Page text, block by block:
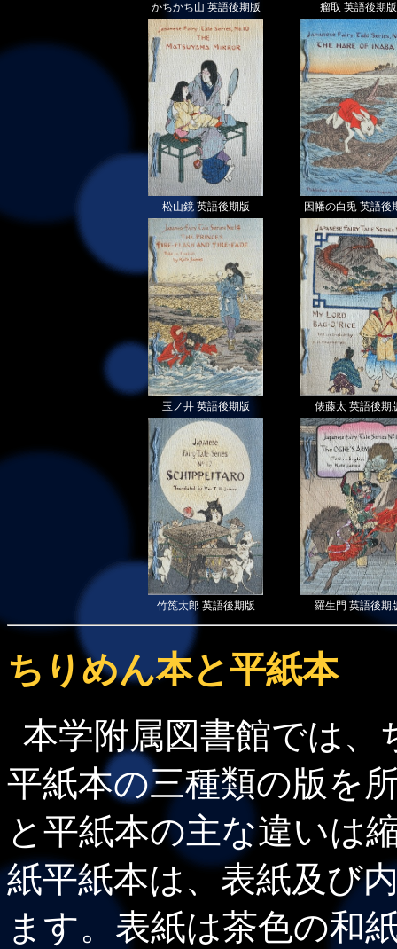
かちかち山 英語後期版 瘤取 英語後期版
松山鏡 英語後期版 因幡の白兎 英語後
玉ノ井 英語後期版 俵藤太 英語後期
竹箆太郎 英語後期版 羅生門 英語後期
ちりめん本と平紙本
本学附属図書館では、
平紙本の三種類の版を
と平紙本の主な違いは
紙平紙本は、表紙及び
ます。表紙は茶色の和